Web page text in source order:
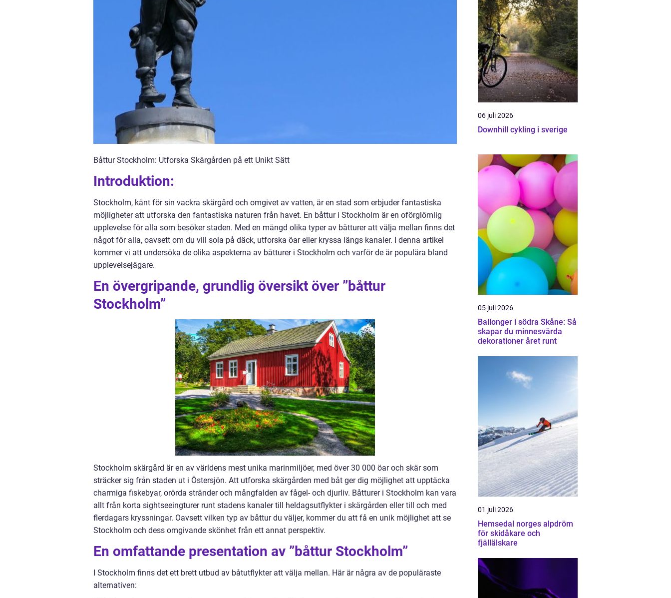
Båttur Stockholm: Utforska Skärgården på ett Unikt Sätt
Introduktion:
Stockholm, känt för sin vackra skärgård och omgivet av vatten, är en stad som erbjuder fantastiska
möjligheter att utforska den fantastiska naturen från havet. En båttur i Stockholm är en oförglömlig
upplevelse för alla som besöker staden. Med en mängd olika typer av båtturer att välja mellan finns det
något för alla, oavsett om du vill sola på däck, utforska öar eller kryssa längs kanaler. I denna artikel
kommer vi att undersöka de olika aspekterna av båtturer i Stockholm och varför de är populära bland
upplevelsejägare.
En övergripande, grundlig översikt över ”båttur
Stockholm”
Stockholm skärgård är en av världens mest unika marinmiljöer, med över 30 000 öar och skär som
sträcker sig från staden ut i Östersjön. Att utforska skärgården med båt ger dig möjlighet att upptäcka
charmiga fiskebyar, orörda stränder och mångfalden av fågel- och djurliv. Båtturer i Stockholm kan vara
allt från korta sightseeingturer runt stadens kanaler till heldagsutflykter i skärgården eller till och med
flerdagars kryssningar. Oavsett vilken typ av båttur du väljer, kommer du att få en unik möjlighet att se
Stockholm och dess omgivande skönhet från ett annat perspektiv.
En omfattande presentation av ”båttur Stockholm”
I Stockholm finns det ett brett utbud av båtutflykter att välja mellan. Här är några av de populäraste
alternativen:
06 juli 2026
Downhill cykling i sverige
05 juli 2026
Ballonger i södra Skåne: Så
skapar du minnesvärda
dekorationer året runt
01 juli 2026
Hemsedal norges alpdröm
för skidåkare och
fjällälskare